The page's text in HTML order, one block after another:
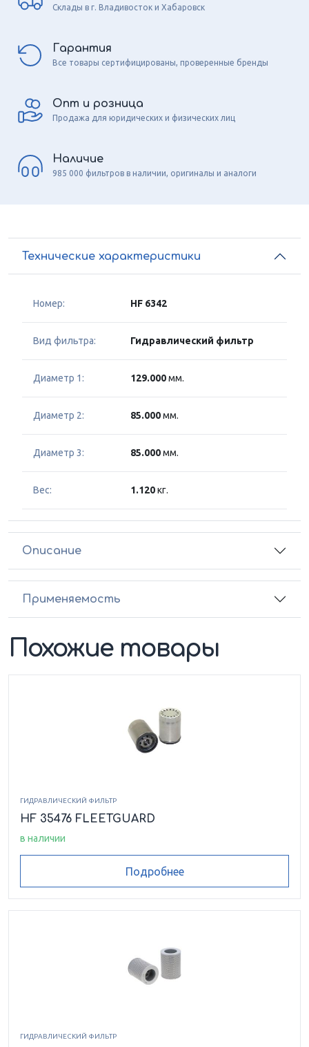
Склады в г. Владивосток и Хабаровск
Гарантия
Все товары сертифицированы, проверенные бренды
Опт и розница
Продажа для юридических и физических лиц
Наличие
985 000 фильтров в наличии, оригиналы и аналоги
Технические характеристики
Номер: HF 6342
Вид фильтра: Гидравлический фильтр
Диаметр 1: 129.000мм.
Диаметр 2: 85.000мм.
Диаметр 3: 85.000мм.
Вес: 1.120кг.
Описание
Применяемость
Похожие товары
ГИДРАВЛИЧЕСКИЙ ФИЛЬТР
HF 35476 FLEETGUARD
в наличии
Подробнее
ГИДРАВЛИЧЕСКИЙ ФИЛЬТР